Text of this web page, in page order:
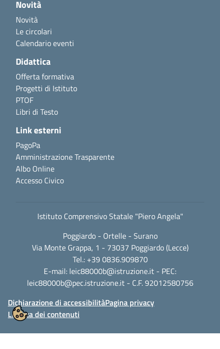
Novità
Novità
Le circolari
Calendario eventi
Didattica
Offerta formativa
Progetti di Istituto
PTOF
Libri di Testo
Link esterni
PagoPa
Amministrazione Trasparente
Albo Online
Accesso Civico
Istituto Comprensivo Statale "Piero Angela"
Poggiardo - Ortelle - Surano
Via Monte Grappa, 1 - 73037 Poggiardo (Lecce)
Tel.: +39 0836.909870
E-mail: leic88000b@istruzione.it - PEC:
leic88000b@pec.istruzione.it- C.F. 92012580756
Dichiarazione di accessibilitàPagina privacy
Licenza dei contenuti